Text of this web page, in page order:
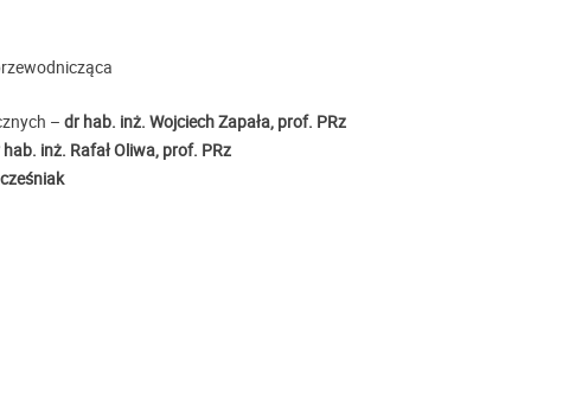
– dr hab. inż. Wojciech Zapała, prof. PRz
inż. Rafał Oliwa, prof. PRz